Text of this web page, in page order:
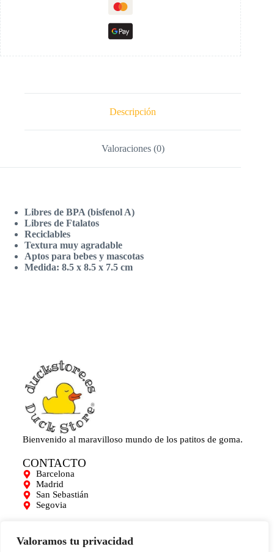
Valoramos tu privacidad
Descripción
Valoraciones (0)
Libres de BPA (bisfenol A)
Libres de Ftalatos
Reciclables
Textura muy agradable
Aptos para bebes y mascotas
Medida: 8.5 x 8.5 x 7.5 cm
Bienvenido al maravilloso mundo de los patitos de goma.
CONTACTO
Barcelona
Madrid
San Sebastián
Segovia
Mi cuenta